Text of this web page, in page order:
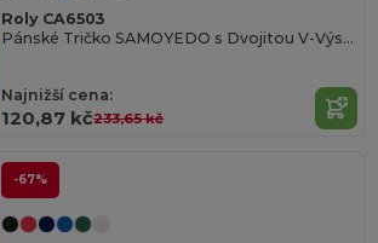
Roly CA6503
Pánské Tričko SAMOYEDO s Dvojitou V-Výstřihem
Najnižší cena:
120,87 kč233,65 kč
-67%